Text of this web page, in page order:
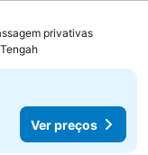
privativas
Ver preços